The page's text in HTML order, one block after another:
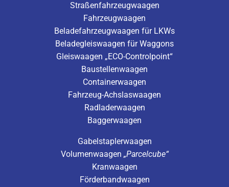
Straßenfahrzeugwaagen
Fahrzeugwaagen
Beladefahrzeugwaagen für LKWs
Beladegleiswaagen für Waggons
Gleiswaagen „ECO-Controlpoint“
Baustellenwaagen
Containerwaagen
Fahrzeug-Achslaswaagen
Radladerwaagen
Baggerwaagen
Gabelstaplerwaagen
Volumenwaagen „Parcelcube“
Kranwaagen
Förderbandwaagen